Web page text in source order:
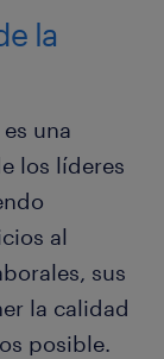
la
una
los líderes
al
sus
la calidad
posible.